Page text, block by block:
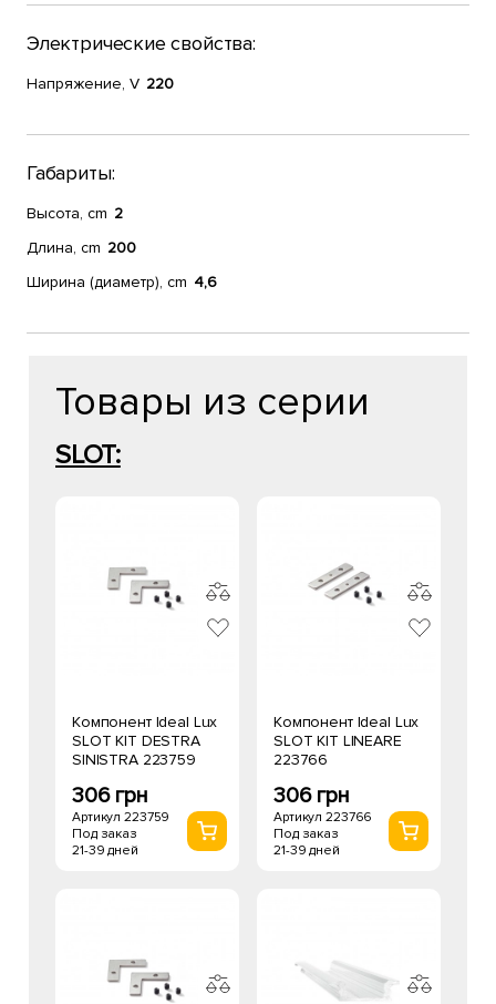
Электрические свойства:
Напряжение, V 220
Габариты:
Высота, cm 2
Длина, cm 200
Ширина (диаметр), cm 4,6
Товары из серии
SLOT:
Компонент Ideal Lux
SLOT KIT DESTRA
SINISTRA 223759
306 грн
Артикул 223759
Под заказ
21-39 дней
Компонент Ideal Lux
SLOT KIT LINEARE
223766
306 грн
Артикул 223766
Под заказ
21-39 дней